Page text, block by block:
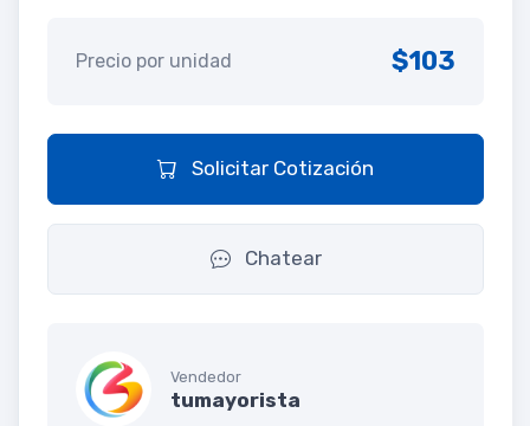
Precio por unidad $103
Solicitar Cotización
Chatear
Vendedor
tumayorista